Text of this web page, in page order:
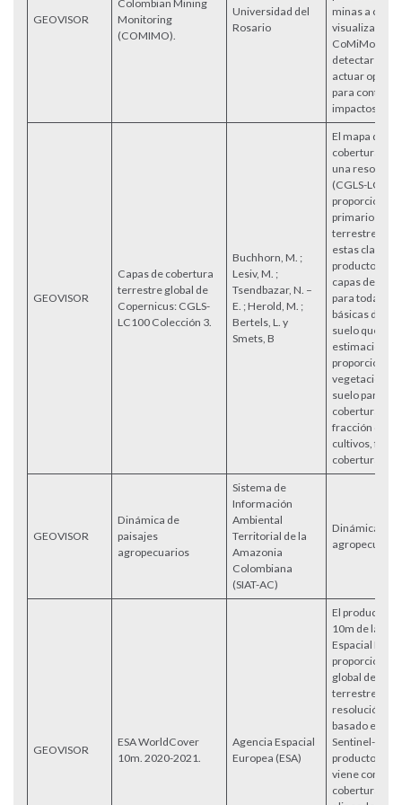
GEOVISOR
Colombian Mining
Monitoring
(COMIMO).
Universidad del
Rosario
minas a cielo
visualizar su
CoMiMo
detectar la
actuar
para
impactos.
GEOVISOR
Capas de cobertura
terrestre global de
Copernicus: CGLS-
LC100 Colección 3.
Buchhorn, M. ;
Lesiv, M. ;
Tsendbazar, N. –
E. ; Herold, M. ;
Bertels, L. y
Smets, B
El mapa
cobertura
una
(CGLS-
proporciona
primario de
terrestre.
estas clases
producto
capas de
para todas
básicas de
suelo que
estimaciones
vegetación/
suelo para los
cobertura del
fracción de
cultivos,
cobertura de
GEOVISOR
Dinámica de
paisajes
agropecuarios
Sistema de
Información
Ambiental
Territorial de la
Amazonia
Colombiana
(SIAT-AC)
Dinámica de
GEOVISOR
ESA WorldCover
10m. 2020-2021.
Agencia Espacial
Europea (ESA)
El producto
10m de la
Espacial
proporciona
global de
terrestre con
resolución de
basado en
Sentinel-1 y
producto
viene con 11
cobertura